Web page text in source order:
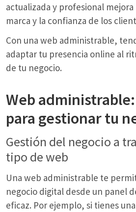
actualizada y profesional
marca y la confianza de los
Con una web administrable,
adaptar tu presencia online al
de tu negocio.
Web
para gestionar tu
Gestión del negocio a
tipo de web
Una web administrable te
negocio digital desde un panel
eficaz. Por ejemplo, si tienes una